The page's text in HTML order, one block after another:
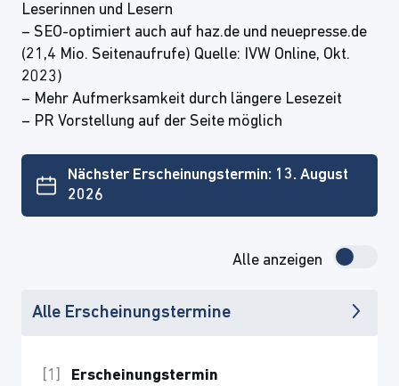
Leserinnen und Lesern
– SEO-optimiert auch auf haz.de und neuepresse.de
(21,4 Mio. Seitenaufrufe) Quelle: IVW Online, Okt.
2023)
– Mehr Aufmerksamkeit durch längere Lesezeit
– PR Vorstellung auf der Seite möglich
Nächster Erscheinungstermin: 13. August
2026
Alle anzeigen
Alle Erscheinungstermine
Erscheinungstermin